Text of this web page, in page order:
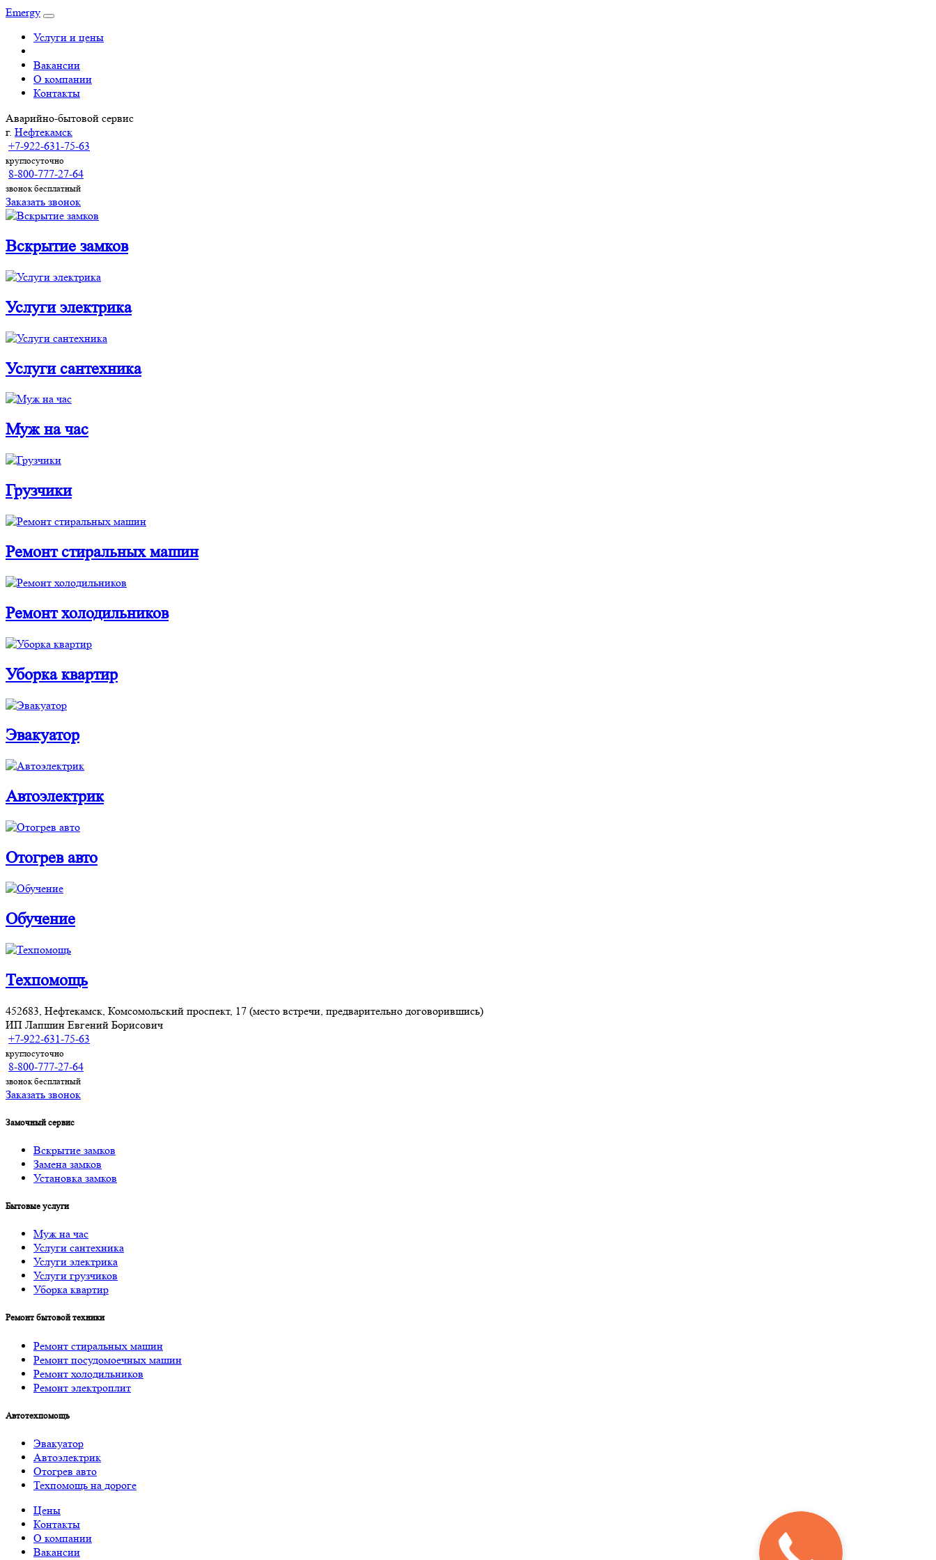
Emergy
Услуги и цены
Вакансии
О компании
Контакты
Аварийно-бытовой сервис
г. Нефтекамск
+7-922-631-75-63
круглосуточно
8-800-777-27-64
звонок бесплатный
Заказать звонок
Вскрытие замков
Услуги электрика
Услуги cантехника
Муж на час
Грузчики
Ремонт стиральных машин
Ремонт холодильников
Уборка квартир
Эвакуатор
Автоэлектрик
Отогрев авто
Обучение
Техпомощь
452683, Нефтекамск, Комсомольский проспект, 17 (место встречи, предварительно договорившись)
ИП Лапшин Евгений Борисович
+7-922-631-75-63
круглосуточно
8-800-777-27-64
звонок бесплатный
Заказать звонок
Замочный сервис
Вскрытие замков
Замена замков
Установка замков
Бытовые услуги
Муж на час
Услуги cантехника
Услуги электрика
Услуги грузчиков
Уборка квартир
Ремонт бытовой техники
Ремонт стиральных машин
Ремонт посудомоечных машин
Ремонт холодильников
Ремонт электроплит
Автотехпомощь
Эвакуатор
Автоэлектрик
Отогрев авто
Техпомощь на дороге
Цены
Контакты
О компании
Вакансии